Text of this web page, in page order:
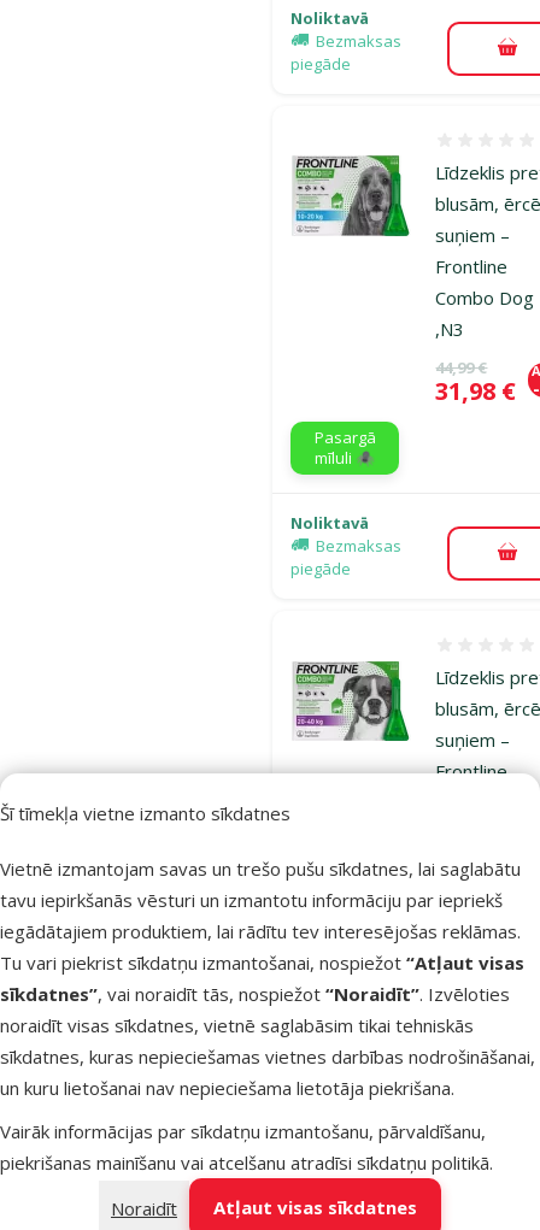
Šī tīmekļa vietne izmanto sīkdatnes
Vietnē izmantojam savas un trešo pušu sīkdatnes, lai saglabātu
tavu iepirkšanās vēsturi un izmantotu informāciju par iepriekš
iegādātajiem produktiem, lai rādītu tev interesējošas reklāmas.
Tu vari piekrist sīkdatņu izmantošanai, nospiežot “Atļaut visas
sīkdatnes”, vai noraidīt tās, nospiežot “Noraidīt”. Izvēloties
noraidīt visas sīkdatnes, vietnē saglabāsim tikai tehniskās
sīkdatnes, kuras nepieciešamas vietnes darbības nodrošināšanai,
un kuru lietošanai nav nepieciešama lietotāja piekrišana.
Vairāk informācijas par sīkdatņu izmantošanu, pārvaldīšanu,
piekrišanas mainīšanu vai atcelšanu atradīsi sīkdatņu politikā.
Noraidīt
Atļaut visas sīkdatnes
Noliktavā
Bezmaksas
piegāde
Līdzeklis
blusām,
suņiem –
Frontline
Combo Dog
,N3
Oriģinālā
44,99 €
Cena
31,98 €
Pasargā
mīluli 🕷️
Noliktavā
Bezmaksas
piegāde
Līdzeklis
blusām,
suņiem –
Frontline
Oriģinālā
49,99 €
Cena
34,98 €
Pasargā
mīluli 🕷️
Noliktavā
Bezmaksas
Līdzeklis
Atsauksmes